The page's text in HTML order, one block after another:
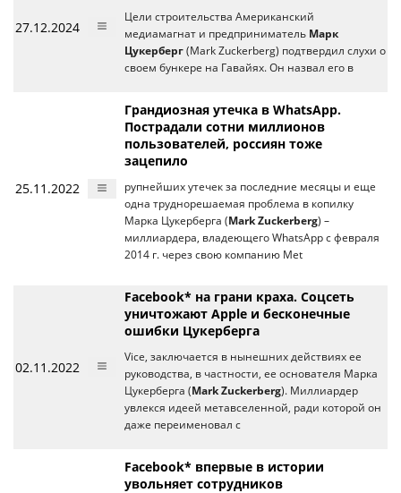
27.12.2024
Цели строительства Американский
медиамагнат и предприниматель Марк
Цукерберг (Mark Zuckerberg) подтвердил слухи о
своем бункере на Гавайях. Он назвал его в
25.11.2022
Грандиозная утечка в WhatsApp.
Пострадали сотни миллионов
пользователей, россиян тоже
зацепило
рупнейших утечек за последние месяцы и еще
одна труднорешаемая проблема в копилку
Марка Цукерберга (Mark Zuckerberg) –
миллиардера, владеющего WhatsApp с февраля
2014 г. через свою компанию Met
02.11.2022
Facebook* на грани краха. Соцсеть
уничтожают Apple и бесконечные
ошибки Цукерберга
Vice, заключается в нынешних действиях ее
руководства, в частности, ее основателя Марка
Цукерберга (Mark Zuckerberg). Миллиардер
увлекся идеей метавселенной, ради которой он
даже переименовал с
Facebook* впервые в истории
увольняет сотрудников